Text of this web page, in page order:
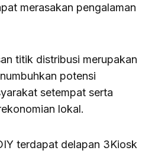
merasakan pengalaman
titik distribusi merupakan
potensi
setempat serta
lokal.
terdapat delapan 3Kiosk